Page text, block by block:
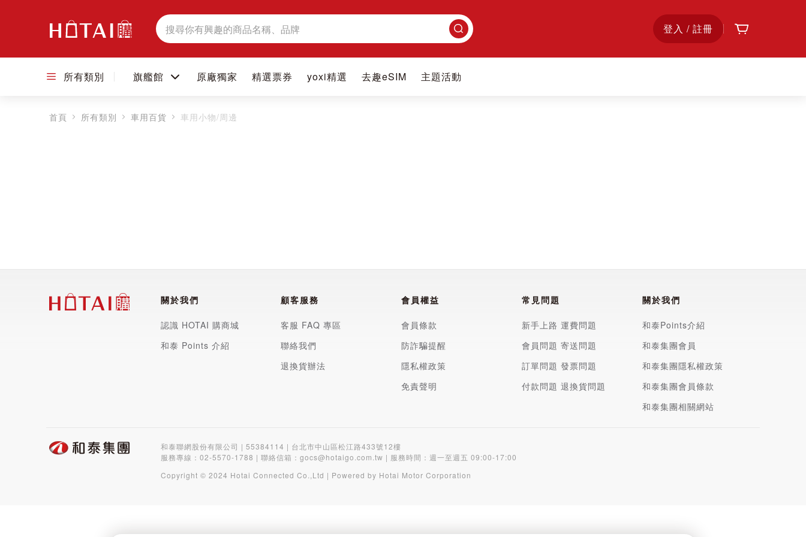
登入 / 註冊
搜
尋
搜
尋
所有類別 旗艦館 原廠獨家 精選票券 yoxi精選 去趣eSIM 主題活動
首頁 所有類別 車用百貨 車用小物/周邊
關於我們
認識 HOTAI 購商城
和泰 Points 介紹
顧客服務
客服 FAQ 專區
聯絡我們
退換貨辦法
會員權益
會員條款
防詐騙提醒
隱私權政策
免責聲明
常見問題
新手上路
會員問題
訂單問題
付款問題
運費問題
寄送問題
發票問題
退換貨問題
關於我們
和泰Points介紹
和泰集團會員
和泰集團隱私權政策
和泰集團會員條款
和泰集團相關網站
和泰聯網股份有限公司 | 55384114 | 台北市中山區松江路433號12樓
服務專線： 02-5570-1788 | 聯絡信箱： gocs@hotaigo.com.tw | 服務時間：週一至週五 09:00-17:00
Copyright © 2024 Hotai Connected Co.,Ltd | Powered by Hotai Motor Corporation